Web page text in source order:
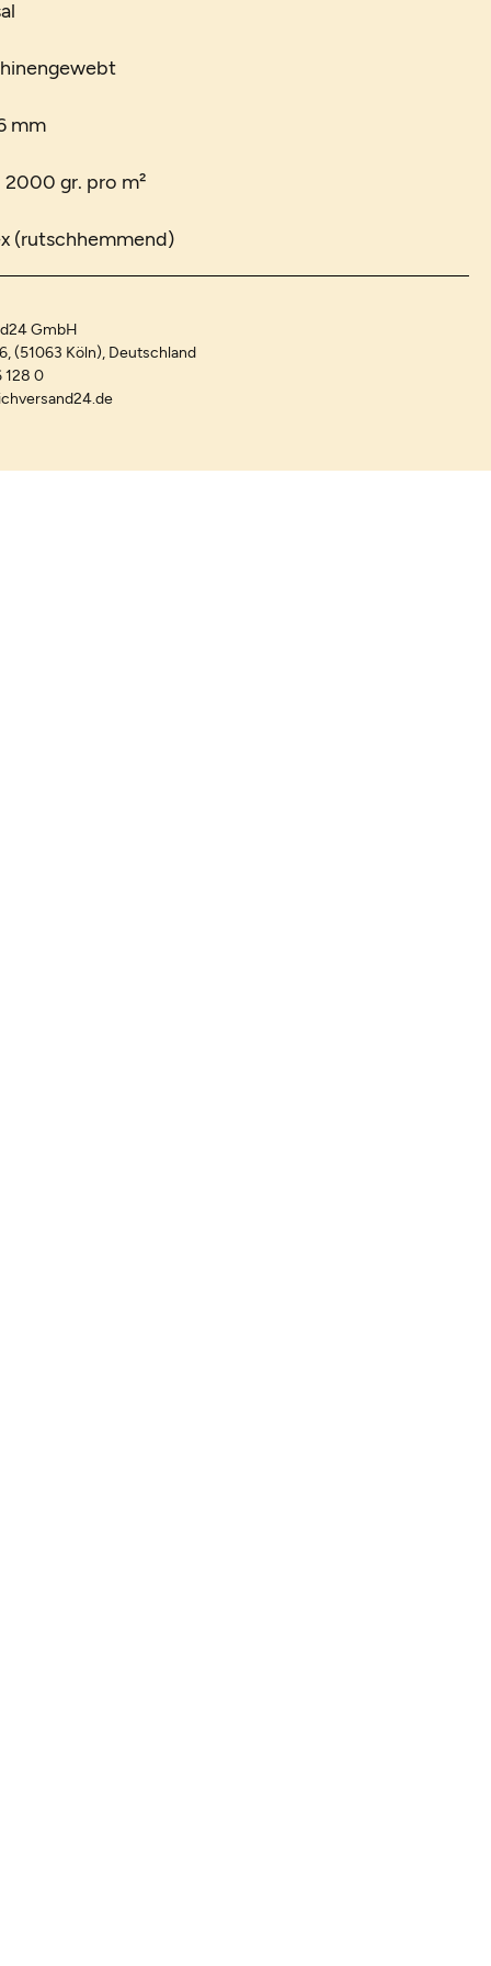
mm
gr. pro m²
(rutschhemmend)
GmbH
(51063 Köln), Deutschland
128 0